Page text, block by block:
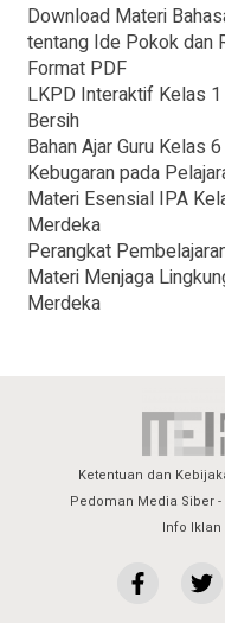
Download Materi
tentang Ide Pokok dan
Format PDF
LKPD Interaktif Kelas
Bersih
Bahan Ajar Guru Kelas
Kebugaran pada
Materi Esensial IPA
Merdeka
Perangkat
Materi Menjaga
Merdeka
Ketentuan dan
Pedoman Media Siber
Info Iklan